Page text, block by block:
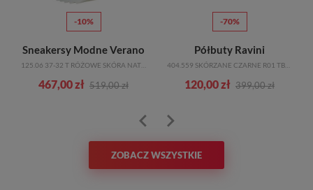
-10%
Sneakersy Modne Verano
125.06 37-32 T RÓŻOWE SKÓRA NATURALNA_TN
467,00 zł 519,00 zł
-70%
Półbuty Ravini
404.559 SKÓRZANE CZARNE R01 TBMK
120,00 zł 399,00 zł
ZOBACZ WSZYSTKIE